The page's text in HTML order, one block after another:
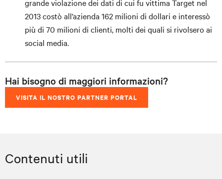
grande violazione dei dati di cui fu vittima Target nel
2013 costò all’azienda 162 milioni di dollari e interessò
più di 70 milioni di clienti, molti dei quali si rivolsero ai
social media.
Hai bisogno di maggiori informazioni?
VISITA IL NOSTRO PARTNER PORTAL
Contenuti utili